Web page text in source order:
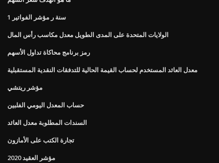
1 سنة ر مؤشر الفواتير
الولايات المتحدة على المدى الطويل معدل مكاسب رأس المال
رمز برنامج محاكاة تداول الأسهم
معدل العائد المستخدم لحساب القيمة الحالية للتدفقات النقدية المستقبلية
مؤشر ريتشي
حساب المعدل اليومي الفلبين
السندات المطلوبة معدل العائد
تجارة الكتب على الأمازون
مؤشر العقيد 2020